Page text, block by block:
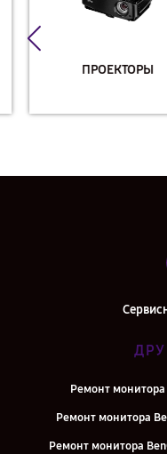
ПРОЕКТОРЫ
Ремонт монитора
Ремонт монитора
Ремонт монитора